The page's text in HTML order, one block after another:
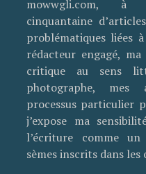
mowwgli.com, à
cinquantaine
problématiques liées
rédacteur engagé,
critique au sens
photographe, mes
processus particulier
j’expose ma
l’écriture comme
sèmes inscrits dans les